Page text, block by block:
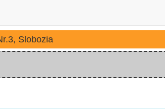
Slobozia